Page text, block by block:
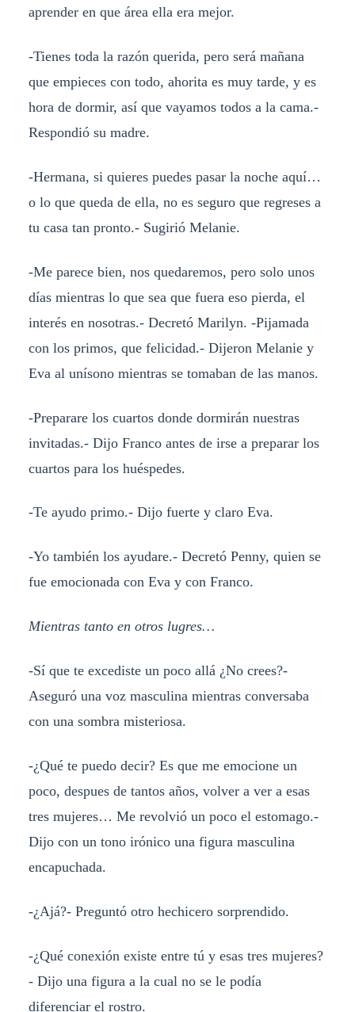
aprender en que área ella era mejor.
-Tienes toda la razón querida, pero será mañana
que empieces con todo, ahorita es muy tarde, y es
hora de dormir, así que vayamos todos a la cama.-
Respondió su madre.
-Hermana, si quieres puedes pasar la noche aquí…
o lo que queda de ella, no es seguro que regreses a
tu casa tan pronto.- Sugirió Melanie.
-Me parece bien, nos quedaremos, pero solo unos
días mientras lo que sea que fuera eso pierda, el
interés en nosotras.- Decretó Marilyn. -Pijamada
con los primos, que felicidad.- Dijeron Melanie y
Eva al unísono mientras se tomaban de las manos.
-Preparare los cuartos donde dormirán nuestras
invitadas.- Dijo Franco antes de irse a preparar los
cuartos para los huéspedes.
-Te ayudo primo.- Dijo fuerte y claro Eva.
-Yo también los ayudare.- Decretó Penny, quien se
fue emocionada con Eva y con Franco.
Mientras tanto en otros lugres…
-Sí que te excediste un poco allá ¿No crees?-
Aseguró una voz masculina mientras conversaba
con una sombra misteriosa.
-¿Qué te puedo decir? Es que me emocione un
poco, despues de tantos años, volver a ver a esas
tres mujeres… Me revolvió un poco el estomago.-
Dijo con un tono irónico una figura masculina
encapuchada.
-¿Ajá?- Preguntó otro hechicero sorprendido.
-¿Qué conexión existe entre tú y esas tres mujeres?
- Dijo una figura a la cual no se le podía
diferenciar el rostro.